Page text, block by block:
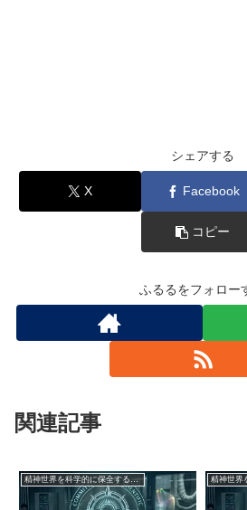
シェアする
X Facebook
コピー
ふるるをフォロー
関連記事
精神世界を科学的に保全する委員会【フェイク創作】